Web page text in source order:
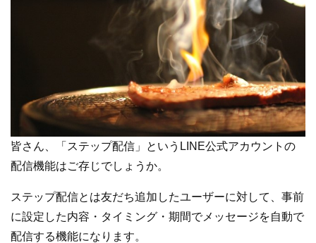
皆さん、「ステップ配信」というLINE公式アカウントの
配信機能はご存じでしょうか。
ステップ配信とは友だち追加したユーザーに対して、事前
に設定した内容・タイミング・期間でメッセージを自動で
配信する機能になります。